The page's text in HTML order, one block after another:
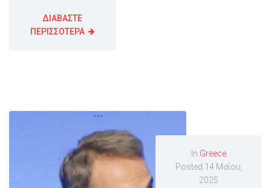
ΔΙΑΒΑΣΤΕ
ΠΕΡΙΣΣΟΤΕΡΑ
In Greece
Posted 14 Μαΐου,
2025